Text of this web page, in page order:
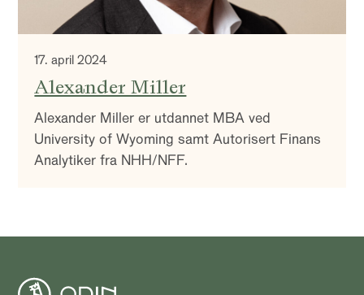
17. april 2024
Alexander Miller
Alexander Miller er utdannet MBA ved
University of Wyoming samt Autorisert Finans
Analytiker fra NHH/NFF.